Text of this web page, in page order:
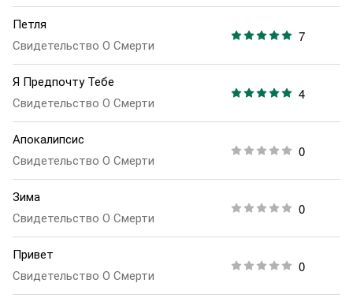
Петля
Свидетельство О Смерти
7
Я Предпочту Тебе
Свидетельство О Смерти
4
Апокалипсис
Свидетельство О Смерти
0
Зима
Свидетельство О Смерти
0
Привет
Свидетельство О Смерти
0